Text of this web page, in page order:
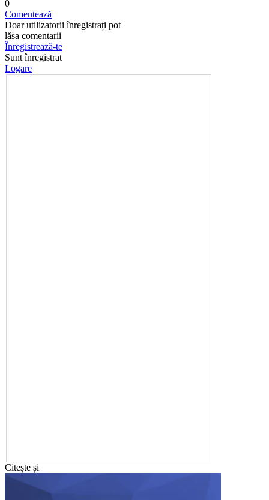
0
Comentează
Doar utilizatorii înregistrați pot
lăsa comentarii
Înregistrează-te
Sunt înregistrat
Logare
Citește și